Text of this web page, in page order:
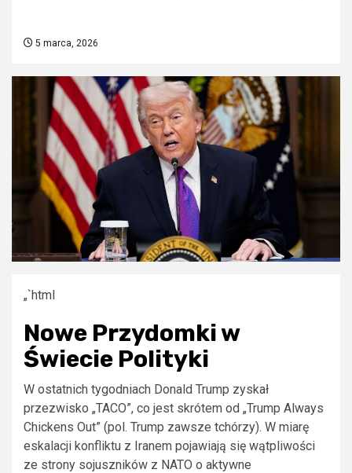
5 marca, 2026
„`html
Nowe Przydomki w
Świecie Polityki
W ostatnich tygodniach Donald Trump zyskał
przezwisko „TACO”, co jest skrótem od „Trump Always
Chickens Out” (pol. Trump zawsze tchórzy). W miarę
eskalacji konfliktu z Iranem pojawiają się wątpliwości
ze strony sojuszników z NATO o aktywne